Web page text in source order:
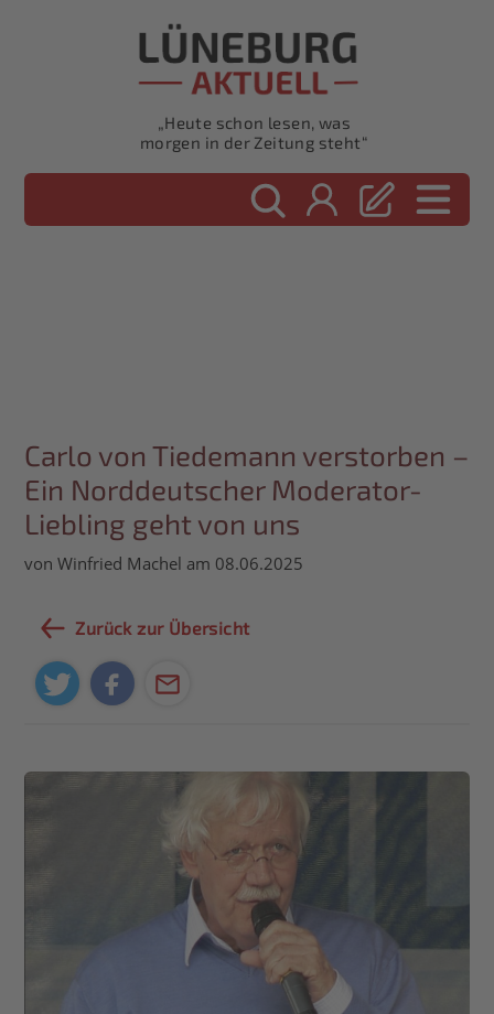
„Heute schon lesen, was
morgen in der Zeitung steht“
Carlo von Tiedemann verstorben –
Ein Norddeutscher Moderator-
Liebling geht von uns
von Winfried Machel am 08.06.2025
Zurück zur Übersicht